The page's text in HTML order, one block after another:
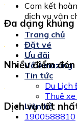
Cam kết
dịch vụ vận
Trang chủ
Đặt vé
Ưu đãi
Về Amazing
Tin tức
Du Lịch
Thuê
Liên hệ
1900588810
Đa dạng
Nhiều điểm
Dịch vụ tốt